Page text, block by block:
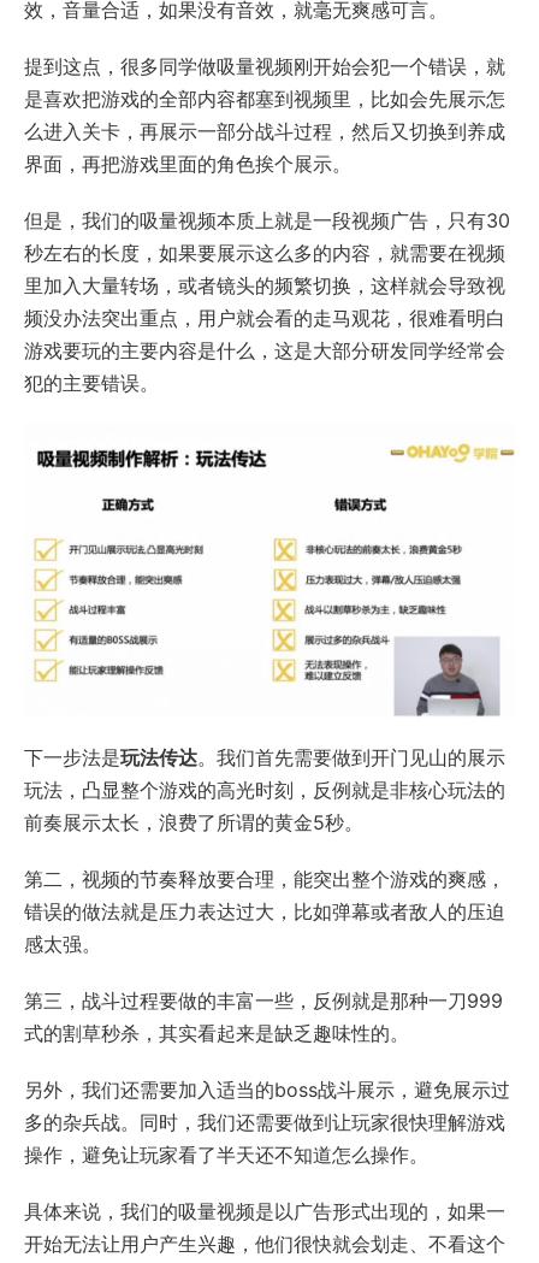
效，音量合适，如果没有音效，就毫无爽感可言。
提到这点，很多同学做吸量视频刚开始会犯一个错误，就
是喜欢把游戏的全部内容都塞到视频里，比如会先展示怎
么进入关卡，再展示一部分战斗过程，然后又切换到养成
界面，再把游戏里面的角色挨个展示。
但是，我们的吸量视频本质上就是一段视频广告，只有30
秒左右的长度，如果要展示这么多的内容，就需要在视频
里加入大量转场，或者镜头的频繁切换，这样就会导致视
频没办法突出重点，用户就会看的走马观花，很难看明白
游戏要玩的主要内容是什么，这是大部分研发同学经常会
犯的主要错误。
下一步法是玩法传达。我们首先需要做到开门见山的展示
玩法，凸显整个游戏的高光时刻，反例就是非核心玩法的
前奏展示太长，浪费了所谓的黄金5秒。
第二，视频的节奏释放要合理，能突出整个游戏的爽感，
错误的做法就是压力表达过大，比如弹幕或者敌人的压迫
感太强。
第三，战斗过程要做的丰富一些，反例就是那种一刀999
式的割草秒杀，其实看起来是缺乏趣味性的。
另外，我们还需要加入适当的boss战斗展示，避免展示过
多的杂兵战。同时，我们还需要做到让玩家很快理解游戏
操作，避免让玩家看了半天还不知道怎么操作。
具体来说，我们的吸量视频是以广告形式出现的，如果一
开始无法让用户产生兴趣，他们很快就会划走、不看这个